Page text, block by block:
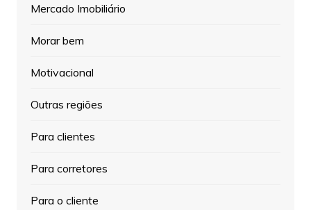
Mercado Imobiliário
Morar bem
Motivacional
Outras regiões
Para clientes
Para corretores
Para o cliente